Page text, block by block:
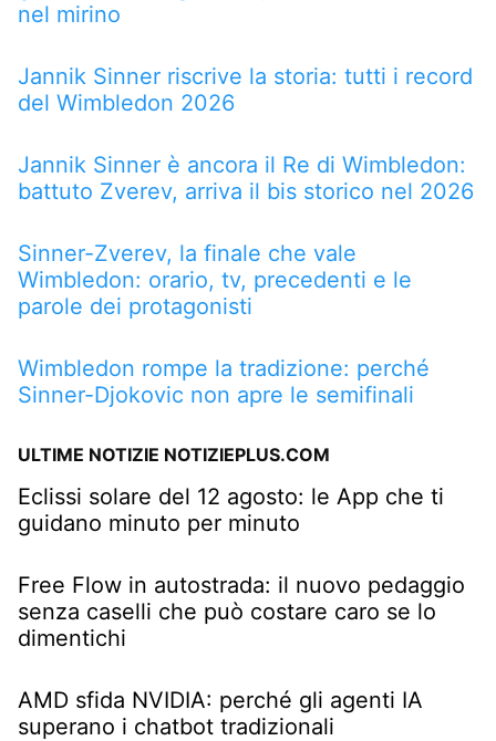
nel mirino
Jannik Sinner riscrive la storia: tutti i record
del Wimbledon 2026
Jannik Sinner è ancora il Re di Wimbledon:
battuto Zverev, arriva il bis storico nel 2026
Sinner-Zverev, la finale che vale
Wimbledon: orario, tv, precedenti e le
parole dei protagonisti
Wimbledon rompe la tradizione: perché
Sinner-Djokovic non apre le semifinali
ULTIME NOTIZIE NOTIZIEPLUS.COM
Eclissi solare del 12 agosto: le App che ti
guidano minuto per minuto
Free Flow in autostrada: il nuovo pedaggio
senza caselli che può costare caro se lo
dimentichi
AMD sfida NVIDIA: perché gli agenti IA
superano i chatbot tradizionali